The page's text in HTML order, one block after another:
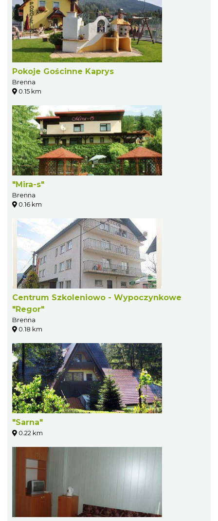
Pokoje Gościnne Kaprys
Brenna
0.15 km
"Mira-s"
Brenna
0.16 km
Centrum Szkoleniowo - Wypoczynkowe
"Regor"
Brenna
0.18 km
"Sarna"
0.22 km